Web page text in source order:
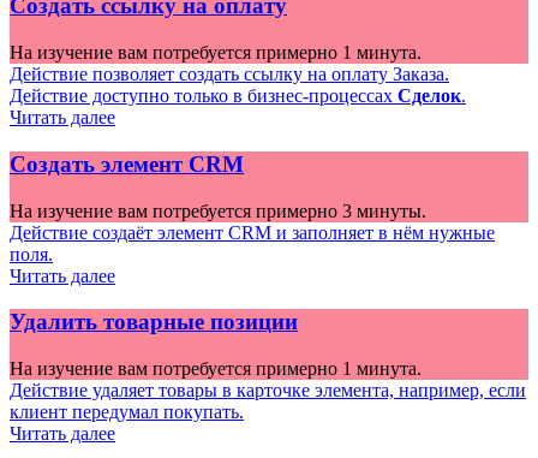
Создать ссылку на оплату
На изучение вам потребуется примерно 1 минута.
Действие позволяет создать ссылку на оплату Заказа.
Действие доступно только в бизнес-процессах Сделок.
Читать далее
Создать элемент CRM
На изучение вам потребуется примерно 3 минуты.
Действие создаёт элемент CRM и заполняет в нём нужные
поля.
Читать далее
Удалить товарные позиции
На изучение вам потребуется примерно 1 минута.
Действие удаляет товары в карточке элемента, например, если
клиент передумал покупать.
Читать далее